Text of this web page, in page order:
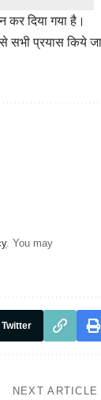
कर दिया गया है।
सभी प्रयास किये जा
. You may
Twitter
NEXT ARTICLE